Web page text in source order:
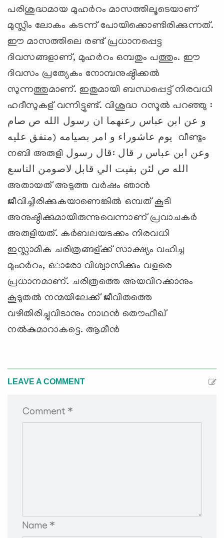
പരിശുദ്ധമായ മുഹർറം മാസത്തിലൂടെയാണ്
മുസ്ലിം ലോകം കടന്ന് പോയിക്കൊണ്ടിരിക്കുന്നത്.
ഈ മാസത്തിലെ രണ്ട് പ്രധാനപ്പെട്ട
ദിവസങ്ങളാണ്, മുഹർറം ഒമ്പതും പത്തും. ഈ
ദിവസം പ്രത്യേകം നോമ്പനുഷ്ഠിക്കൽ
സുന്നത്തുമാണ്. ഇതുമായി ബന്ധപ്പെട്ട് നിരവധി
ഹദീസുകള് വന്നിട്ടുണ്ട്. വിശുദ്ധ റസൂൽ പറഞ്ഞു :
و عن ابن عباس رعنهما ان رسول الله ص صام
يوم عاشوراء و امر بصيامه (متفق عليه വീണ്ടും
നബി അരുളി وعن ابن عباس ر قال :قال رسول
الله ص لئن بقيت الي قابل لاصومن التاسع
അതായത് അടുത്ത വർഷം ഞാൻ
ജീവിച്ചിരിക്കുകയാണെങ്കിൽ ഒമ്പത് കൂടി
അനുഷ്ഠിക്കുമായിരുന്നുവെന്നാണ് പ്രവാചകർ
അരുളിയത്. കർബലയടക്കം നിരവധി
ഇസ്ലാമിക ചരിത്രങ്ങള്ക്ക് സാക്ഷ്യം വഹിച്ച
മുഹർറം, ഒാരോ വിശ്വാസിക്കും വളരെ
പ്രധാനമാണ്. ചരിത്രത്തെ അയവിറക്കാനും
കൂടുതൽ നന്മയിലേക്ക് ജീവിതത്തെ
വഴിതിരിച്ചുവിടാനും നാഥൻ തൌഫീഖ്
നൽകുമാറാകട്ടെ. ആമീൻ
LEAVE A COMMENT
Comment *
Name *